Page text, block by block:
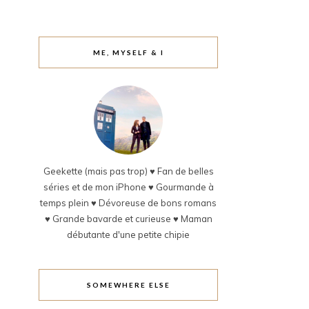
ME, MYSELF & I
Geekette (mais pas trop) ♥ Fan de belles
séries et de mon iPhone ♥ Gourmande à
temps plein ♥ Dévoreuse de bons romans
♥ Grande bavarde et curieuse ♥ Maman
débutante d'une petite chipie
SOMEWHERE ELSE